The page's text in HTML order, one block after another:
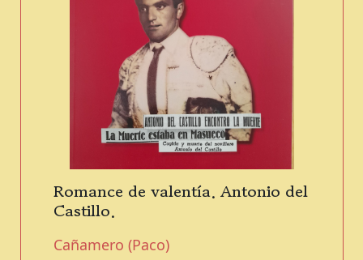
Romance de valentía. Antonio del
Castillo.
Cañamero (Paco)